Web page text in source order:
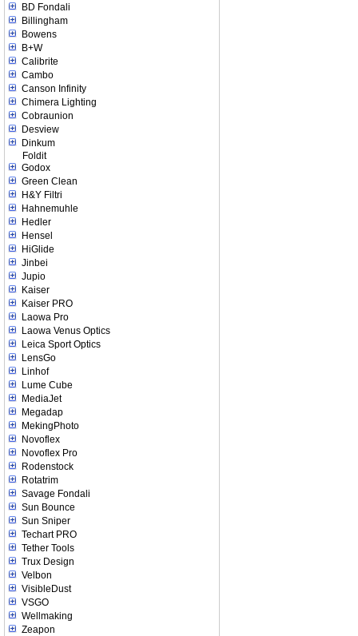
BD Fondali
Billingham
Bowens
B+W
Calibrite
Cambo
Canson Infinity
Chimera Lighting
Cobraunion
Desview
Dinkum
Foldit
Godox
Green Clean
H&Y Filtri
Hahnemuhle
Hedler
Hensel
HiGlide
Jinbei
Jupio
Kaiser
Kaiser PRO
Laowa Pro
Laowa Venus Optics
Leica Sport Optics
LensGo
Linhof
Lume Cube
MediaJet
Megadap
MekingPhoto
Novoflex
Novoflex Pro
Rodenstock
Rotatrim
Savage Fondali
Sun Bounce
Sun Sniper
Techart PRO
Tether Tools
Trux Design
Velbon
VisibleDust
VSGO
Wellmaking
Zeapon